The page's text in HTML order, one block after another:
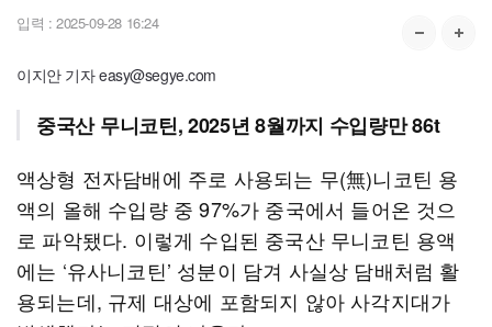
입력 : 2025-09-28 16:24
이지안 기자 easy@segye.com
중국산 무니코틴, 2025년 8월까지 수입량만 86t
액상형 전자담배에 주로 사용되는 무(無)니코틴 용
액의 올해 수입량 중 97%가 중국에서 들어온 것으
로 파악됐다. 이렇게 수입된 중국산 무니코틴 용액
에는 ‘유사니코틴’ 성분이 담겨 사실상 담배처럼 활
용되는데, 규제 대상에 포함되지 않아 사각지대가